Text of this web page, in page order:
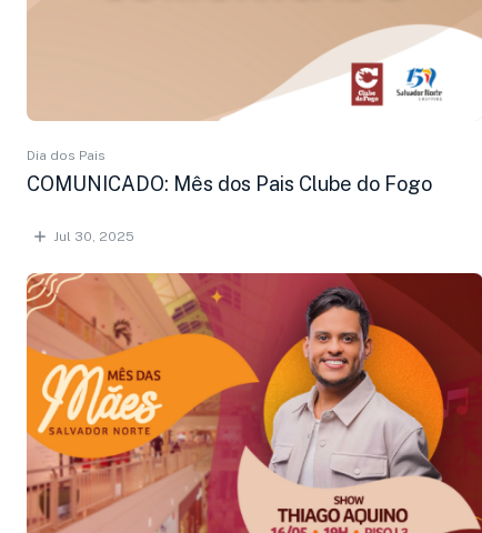
Dia dos Pais
COMUNICADO: Mês dos Pais Clube do Fogo
Jul 30, 2025